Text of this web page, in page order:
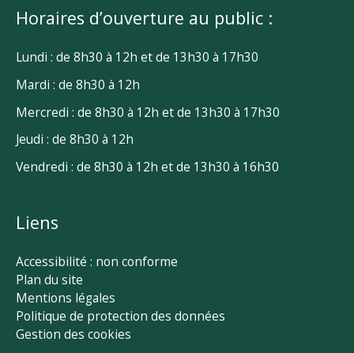
Horaires d’ouverture au public :
Lundi : de 8h30 à 12h et de 13h30 à 17h30
Mardi : de 8h30 à 12h
Mercredi : de 8h30 à 12h et de 13h30 à 17h30
Jeudi : de 8h30 à 12h
Vendredi : de 8h30 à 12h et de 13h30 à 16h30
Liens
Accessibilité : non conforme
Plan du site
Mentions légales
Politique de protection des données
Gestion des cookies